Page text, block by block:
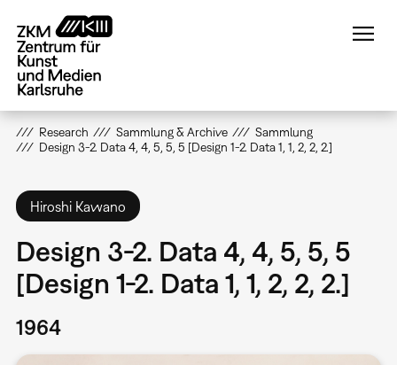
zum
Inhalt
Research Sammlung & Archive
Sammlung
Design 3-2. Data 4, 4, 5, 5, 5 [Design 1-2. Data 1, 1, 2, 2, 2.]
Hiroshi Kawano
Design 3-2. Data 4, 4, 5, 5, 5
[Design 1-2. Data 1, 1, 2, 2, 2.]
1964